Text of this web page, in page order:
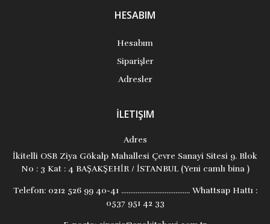
HESABIM
Hesabım
Siparişler
Adresler
İLETIŞIM
Adres
İkitelli OSB Ziya Gökalp Mahallesi Çevre Sanayi Sitesi 9. Blok
No : 3 Kat : 4 BAŞAKŞEHİR / İSTANBUL (Yeni camlı bina )
Telefon:0212 526 99 40-41 ...................................... Whattsap Hattı :
0537 951 42 33